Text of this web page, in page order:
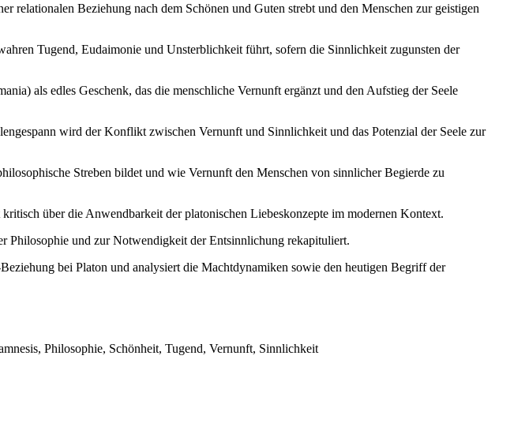
relationalen Beziehung nach dem Schönen und Guten strebt und den Menschen zur geistigen
Tugend, Eudaimonie und Unsterblichkeit führt, sofern die Sinnlichkeit zugunsten der
als edles Geschenk, das die menschliche Vernunft ergänzt und den Aufstieg der Seele
wird der Konflikt zwischen Vernunft und Sinnlichkeit und das Potenzial der Seele zur
Streben bildet und wie Vernunft den Menschen von sinnlicher Begierde zu
über die Anwendbarkeit der platonischen Liebeskonzepte im modernen Kontext.
Philosophie und zur Notwendigkeit der Entsinnlichung rekapituliert.
bei Platon und analysiert die Machtdynamiken sowie den heutigen Begriff der
Philosophie, Schönheit, Tugend, Vernunft, Sinnlichkeit